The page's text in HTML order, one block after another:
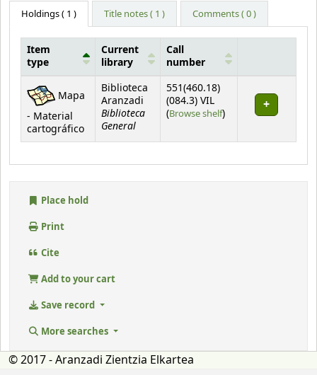
Holdings( 1 ) Title notes ( 1 ) Comments ( 0 )
Holdings
Item
type
Current
library
Call
number
Mapa
- Material
cartográfico
Biblioteca
Aranzadi
Biblioteca
General
551(460.18)
(084.3) VIL
(Browse shelf(Opens below)
)
Place hold
Print
Cite
Add to your cart
Save record
More searches
© 2017 - Aranzadi Zientzia Elkartea